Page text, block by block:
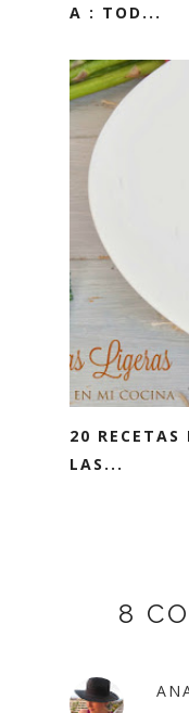
A : TOD...
20 RECETAS
LAS...
8